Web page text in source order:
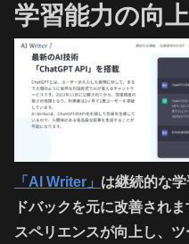
学習能力の向
「AI Writer」 は継続的な
ドバックを元に改善され
スペリエンスが向上し、